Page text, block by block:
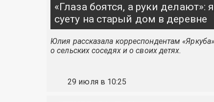
«Глаза боятся, а руки
суету на старый дом в деревне
Юлия рассказала корреспондентам
о сельских соседях и о своих детях.
29 июля в 10:25